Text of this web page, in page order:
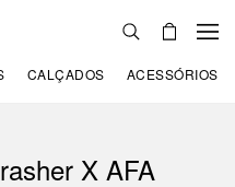
CALÇADOS ACESSÓRIOS
X AFA